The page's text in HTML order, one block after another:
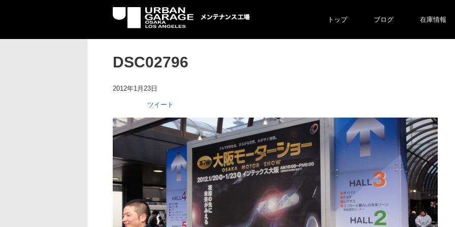
UG メンテナンス工場
トップ ブログ 在庫情報
DSC02796
2012年1月23日
ツイート